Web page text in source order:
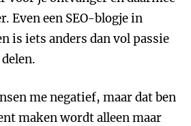
Even een SEO-blogje in
is iets anders dan vol passie
me negatief, maar dat ben
maken wordt alleen maar